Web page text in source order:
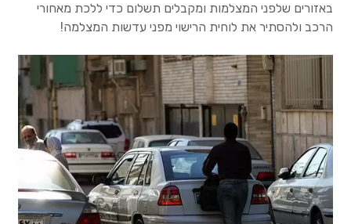
באזורים שלפני המצלמות ומקבלים תשלום כדי ללכת מאחורי
הרכב ולהסתיר את לוחית הרישוי מפני עדשות המצלמה!